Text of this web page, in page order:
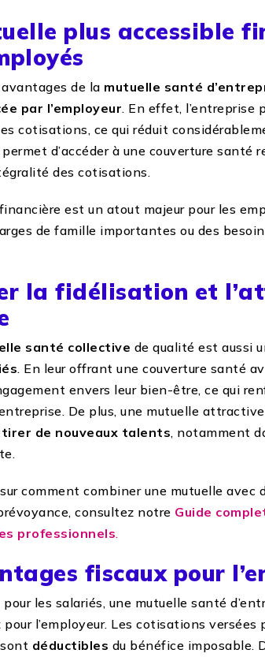
plus accessible
avantages de la mutuelle santé
par l’employeur. En effet, l’entreprise
cotisations, ce qui réduit
d’accéder à une couverture santé
des cotisations.
est un atout majeur pour les
de famille importantes ou des
la fidélisation et
santé collective de qualité est aussi
. En leur offrant une couverture santé
envers leur bien-être, ce qui
De plus, une mutuelle
de nouveaux talents, notamment
comment combiner une mutuelle avec
consultez notre Guide
professionnels.
fiscaux pour
les salariés, une mutuelle santé
pour l’employeur. Les cotisations versées
déductibles du bénéfice imposable.